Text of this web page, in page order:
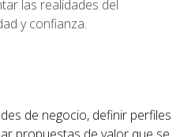
las realidades del
y confianza.
de negocio, definir perfiles